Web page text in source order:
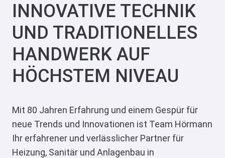
INNOVATIVE TECHNIK
UND TRADITIONELLES
HANDWERK AUF
HÖCHSTEM NIVEAU
Mit 80 Jahren Erfahrung und einem Gespür für
neue Trends und Innovationen ist Team Hörmann
Ihr erfahrener und verlässlicher Partner für
Heizung, Sanitär und Anlagenbau in